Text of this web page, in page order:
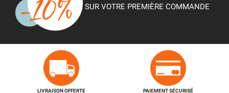
SUR VOTRE PREMIÈRE COMMANDE
LIVRAISON OFFERTE
PAIEMENT SÉCURISÉ